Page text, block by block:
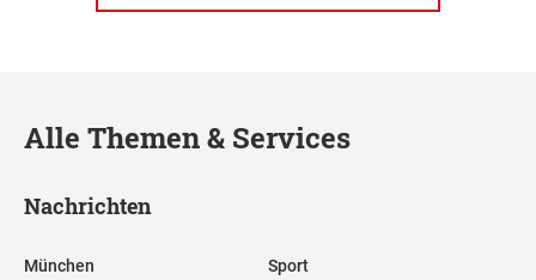
Alle Themen & Services
Nachrichten
München Sport